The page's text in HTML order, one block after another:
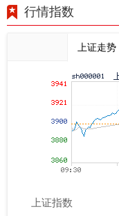
行情指数
上证走势
上证指数